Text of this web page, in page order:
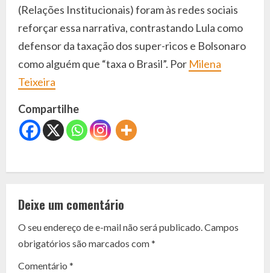
(Relações Institucionais) foram às redes sociais
reforçar essa narrativa, contrastando Lula como
defensor da taxação dos super-ricos e Bolsonaro
como alguém que “taxa o Brasil”. Por Milena
Teixeira
Compartilhe
C
n
t
i
Deixe um comentário
O seu endereço de e-mail não será publicado. Campos
obrigatórios são marcados com*
Comentário *